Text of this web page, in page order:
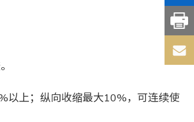
上；纵向收缩最大10%，可连续使